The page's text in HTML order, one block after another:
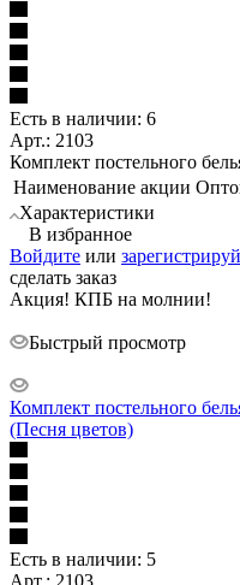
Есть в наличии: 6
Арт.: 2103
Комплект постельного
Наименование акции
Характеристики
В избранное
Войдите или
сделать заказ
Акция! КПБ на молнии!
Быстрый просмотр
Комплект постельного
(Песня цветов)
Есть в наличии: 5
Арт.: 2103